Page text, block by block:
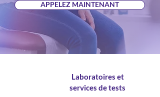
APPELEZ MAINTENANT
Laboratoires et
services de tests